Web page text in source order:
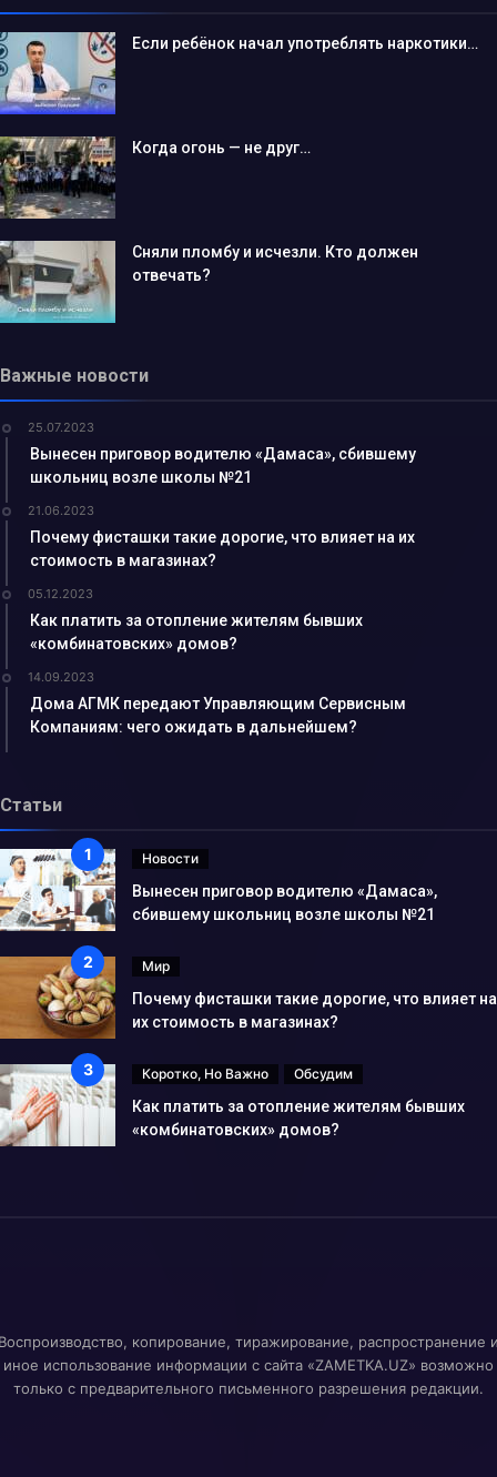
Если ребёнок начал употреблять наркотики…
Когда огонь — не друг…
Сняли пломбу и исчезли. Кто должен
отвечать?
Важные новости
25.07.2023
Вынесен приговор водителю «Дамаса», сбившему
школьниц возле школы №21
21.06.2023
Почему фисташки такие дорогие, что влияет на их
стоимость в магазинах?
05.12.2023
Как платить за отопление жителям бывших
«комбинатовских» домов?
14.09.2023
Дома АГМК передают Управляющим Сервисным
Компаниям: чего ожидать в дальнейшем?
Статьи
Новости
Вынесен приговор водителю «Дамаса»,
сбившему школьниц возле школы №21
Мир
Почему фисташки такие дорогие, что влияет на
их стоимость в магазинах?
Коротко, Но Важно Обсудим
Как платить за отопление жителям бывших
«комбинатовских» домов?
копирование, тиражирование, распространение
иное использование информации с сайта «ZAMETKA.UZ» возможно
только с предварительного письменного разрешения редакции.